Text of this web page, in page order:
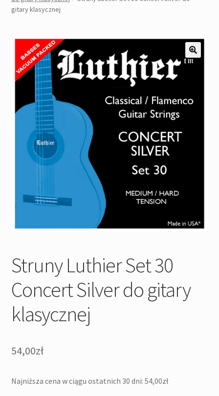
Pozostałe
gitary klasycznej
Struny Luthier Set 30
Concert Silver do gitary
klasycznej
54,00zł
Najniższa cena w ciągu ostatnich 30 dni: 54,00zł